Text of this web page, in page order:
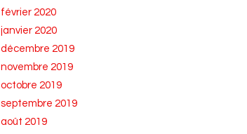
février 2020
janvier 2020
décembre 2019
novembre 2019
octobre 2019
septembre 2019
août 2019